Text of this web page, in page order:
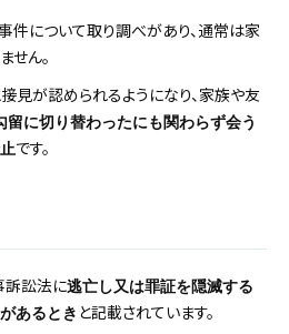
件について取り調べがあり、通常は家
せん。
見が認められるようになり、家族や友
留に切り替わったにも関わらず会う
です。
訴訟法に逃亡し又は罪証を隠滅する
あるとき と記載されています。